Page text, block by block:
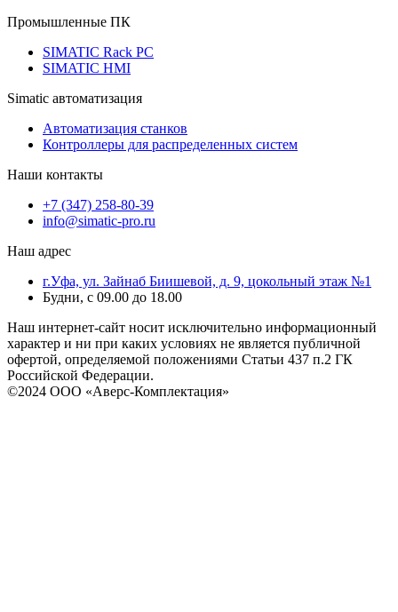
Промышленные ПК
SIMATIC Rack PC
SIMATIC HMI
Simatic автоматизация
Автоматизация станков
Контроллеры для распределенных систем
Наши контакты
+7 (347) 258-80-39
info@simatic-pro.ru
Наш адрес
г.Уфа, ул. Зайнаб Биишевой, д. 9, цокольный этаж №1
Будни, с 09.00 до 18.00
Наш интернет-сайт носит исключительно информационный
характер и ни при каких условиях не является публичной
офертой, определяемой положениями Статьи 437 п.2 ГК
Российской Федерации.
©2024 ООО «Аверс-Комплектация»